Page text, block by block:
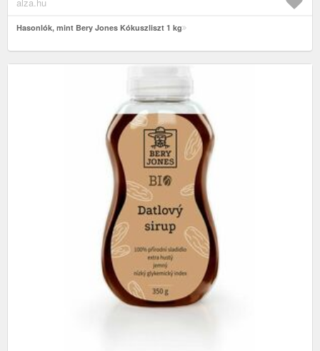
alza.hu
Hasonlók, mint Bery Jones Kókuszliszt 1 kg